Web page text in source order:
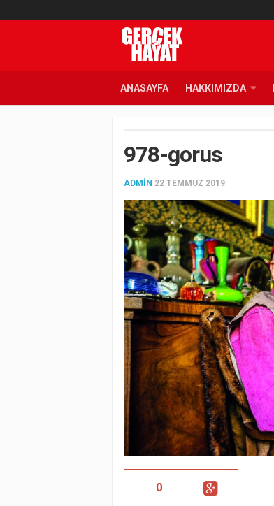
ANASAYFA HAKKIMIZDA
978-gorus
ADMIN 22 TEMMUZ 2019
0